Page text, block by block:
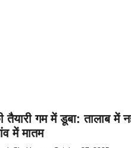
गम में डूबा: तालाब में
में मातम